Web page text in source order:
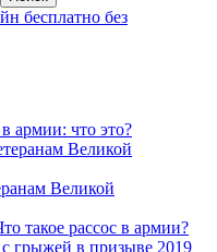
армии: что это?
Великой
такое рассос в армии?